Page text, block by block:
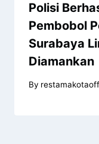
Polisi
Pembobol
Surabaya
Diamankan
By